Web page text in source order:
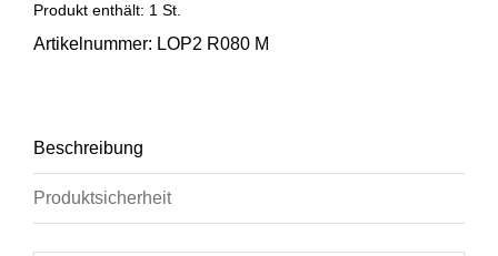
Produkt enthält: 1 St.
Artikelnummer: LOP2 R080 M
Beschreibung
Produktsicherheit